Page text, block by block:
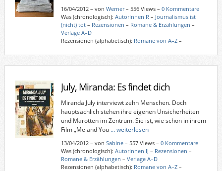
16/04/2012– von Werner– 556 Views – 0 Kommentare
Was (chronologisch): AutorInnen R – Journalismus ist
(nicht) tot– Rezensionen – Romane & Erzählungen –
Verlage A–D
Rezensionen (alphabetisch): Romane von A–Z–
July, Miranda: Es findet dich
Miranda July interviewt zehn Menschen. Doch
hauptsächlich stehen ihre eigenen Unsicherheiten
und Marotten im Zentrum. Sie ist, wie schon in ihrem
Film „Me and You … weiterlesen
13/04/2012– von Sabine– 557 Views – 0 Kommentare
Was (chronologisch): AutorInnen IJ – Rezensionen –
Romane & Erzählungen – Verlage A–D
Rezensionen (alphabetisch): Romane von A–Z–